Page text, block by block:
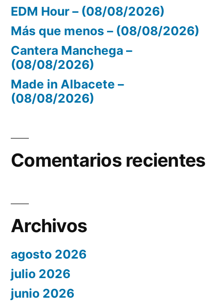
EDM Hour – (08/08/2026)
Más que menos – (08/08/2026)
Cantera Manchega –
(08/08/2026)
Made in Albacete –
(08/08/2026)
Comentarios recientes
Archivos
agosto 2026
julio 2026
junio 2026